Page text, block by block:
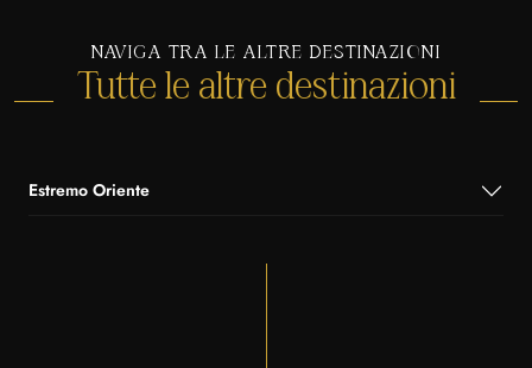
NAVIGA TRA LE ALTRE DESTINAZIONI
Tutte le altre destinazioni
Estremo Oriente